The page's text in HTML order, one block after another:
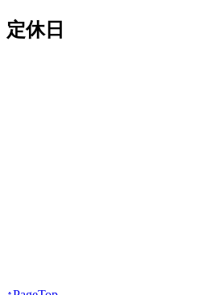
定休日